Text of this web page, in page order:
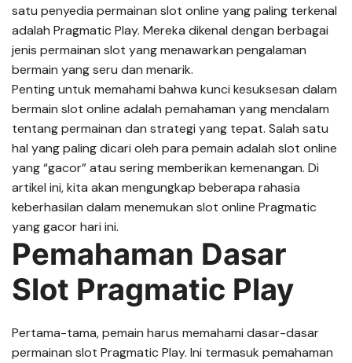
satu penyedia permainan slot online yang paling terkenal
adalah Pragmatic Play. Mereka dikenal dengan berbagai
jenis permainan slot yang menawarkan pengalaman
bermain yang seru dan menarik.
Penting untuk memahami bahwa kunci kesuksesan dalam
bermain slot online adalah pemahaman yang mendalam
tentang permainan dan strategi yang tepat. Salah satu
hal yang paling dicari oleh para pemain adalah slot online
yang “gacor” atau sering memberikan kemenangan. Di
artikel ini, kita akan mengungkap beberapa rahasia
keberhasilan dalam menemukan slot online Pragmatic
yang gacor hari ini.
Pemahaman Dasar
Slot Pragmatic Play
Pertama-tama, pemain harus memahami dasar-dasar
permainan slot Pragmatic Play. Ini termasuk pemahaman